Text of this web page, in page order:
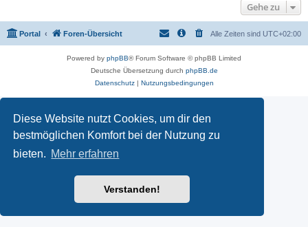
Diese Website nutzt Cookies, um dir den
bestmöglichen Komfort bei der Nutzung zu
bieten. Mehr erfahren
Verstanden!
Gehe zu
Portal Foren-Übersicht Alle Zeiten sind UTC+02:00
Powered by phpBB® Forum Software © phpBB Limited
Deutsche Übersetzung durch phpBB.de
Datenschutz| Nutzungsbedingungen